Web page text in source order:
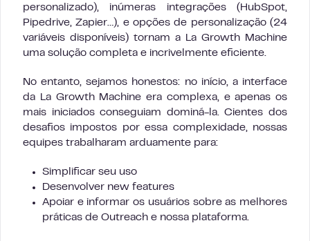
personalizado), inúmeras integrações (HubSpot,
Pipedrive, Zapier…), e opções de personalização (24
variáveis disponíveis) tornam a La Growth Machine
uma solução completa e incrivelmente eficiente.
No entanto, sejamos honestos: no início, a interface
da La Growth Machine era complexa, e apenas os
mais iniciados conseguiam dominá-la. Cientes dos
desafios impostos por essa complexidade, nossas
equipes trabalharam arduamente para:
Simplificar seu uso
Desenvolver new features
Apoiar e informar os usuários sobre as melhores
práticas de Outreach e nossa plataforma.